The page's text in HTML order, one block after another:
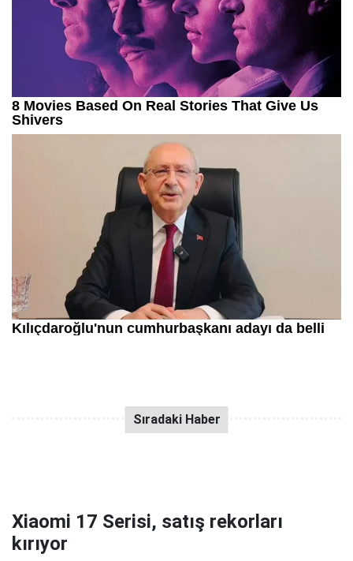
Xiaomi 17 Serisi, satış rekorları
kırıyor